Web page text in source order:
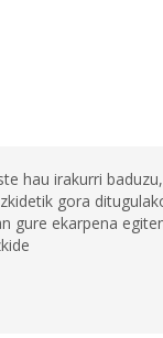
hau irakurri
gora
gure ekarpena